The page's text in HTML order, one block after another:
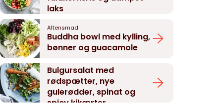
laks
Aftensmad
Buddha bowl med kylling,
bønner og guacamole
Bulgursalat med
rødspætter, nye
gulerødder, spinat og
spicy kikærter